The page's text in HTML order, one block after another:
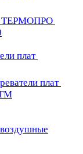
ТЕРМОПРО
плат
плат